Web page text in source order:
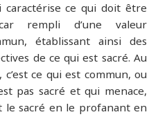
caractérise ce qui doit être
rempli d’une valeur
établissant ainsi des
de ce qui est sacré. Au
ce qui est commun, ou
pas sacré et qui menace,
sacré en le profanant en